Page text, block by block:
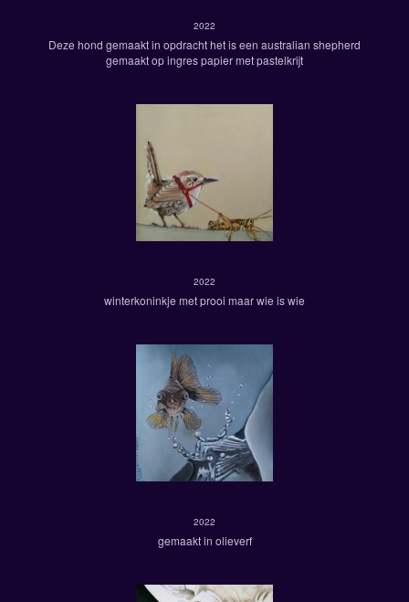
2022
Deze hond gemaakt in opdracht het is een australian shepherd
gemaakt op ingres papier met pastelkrijt
2022
winterkoninkje met prooi maar wie is wie
2022
gemaakt in olieverf